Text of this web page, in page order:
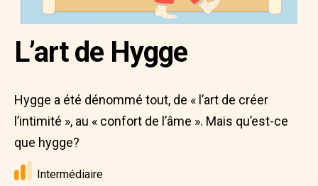
L’art de Hygge
Hygge a été dénommé tout, de « l’art de créer
l’intimité », au « confort de l’âme ». Mais qu’est-ce
que hygge?
Intermédiaire